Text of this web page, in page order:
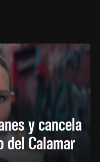
y cancela
del Calamar